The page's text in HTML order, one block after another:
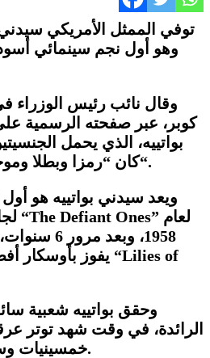
توفي الممثل الأمريكي سيدني
وهو أول نجم سينمائي
وقال نائب رئيس الوزراء
كوبر، عبر صفحته الرسمية
بواتييه، الذي يحمل
كان “رمزا وبطلا
“.
ويعد سيدني بواتييه هو
“The Defiant Ones” لعام
1958،
يفوز بأوسكار “Lilies of
وحقق بواتييه شعبية
الرائدة، في وقت شهد توتر
خمسينيات.